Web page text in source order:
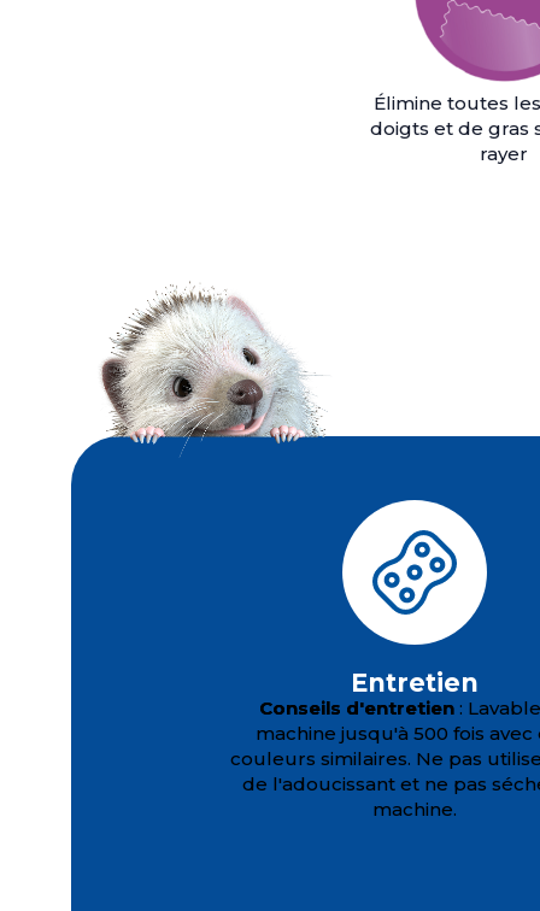
Élimine toutes
doigts et de gras
rayer
Entretien
Conseils d'entretien:
machine jusqu'à 500 fois avec
couleurs similaires. Ne pas
de l'adoucissant et ne pas
machine.